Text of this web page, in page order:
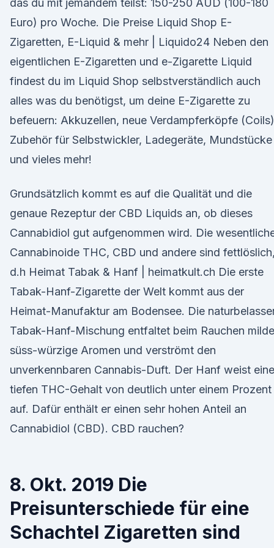
das du mit jemandem teilst: 150-250 AUD (100-180
Euro) pro Woche. Die Preise Liquid Shop E-
Zigaretten, E-Liquid & mehr | Liquido24 Neben den
eigentlichen E-Zigaretten und e-Zigarette Liquid
findest du im Liquid Shop selbstverständlich auch
alles was du benötigst, um deine E-Zigarette zu
befeuern: Akkuzellen, neue Verdampferköpfe
Zubehör für Selbstwickler, Ladegeräte, Mundstücke
und vieles mehr!
Grundsätzlich kommt es auf die Qualität und die
genaue Rezeptur der CBD Liquids an, ob dieses
Cannabidiol gut aufgenommen wird. Die
Cannabinoide THC, CBD und andere sind fettlöslich,
d.h Heimat Tabak & Hanf | heimatkult.ch Die erste
Tabak-Hanf-Zigarette der Welt kommt aus der
Heimat-Manufaktur am Bodensee. Die
Tabak-Hanf-Mischung entfaltet beim Rauchen
süss-würzige Aromen und verströmt den
unverkennbaren Cannabis-Duft. Der Hanf weist
tiefen THC-Gehalt von deutlich unter einem Prozent
auf. Dafür enthält er einen sehr hohen Anteil an
Cannabidiol (CBD). CBD rauchen?
8. Okt. 2019 Die
Preisunterschiede für eine
Schachtel Zigaretten sind